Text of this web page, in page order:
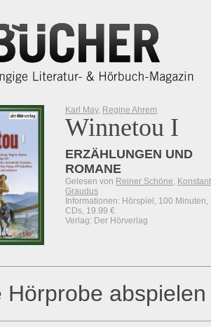
Karl May, Regine Ahrem
Winnetou I
ERZÄHLUNGEN UND
ROMANE
Gelesen von Reiner Schöne,
Graudus
Informationen: Hörspiel, 100 Minuten,
CDs, 19.99 €
Verlag: Der Hörverlag
Hörprobe abspielen